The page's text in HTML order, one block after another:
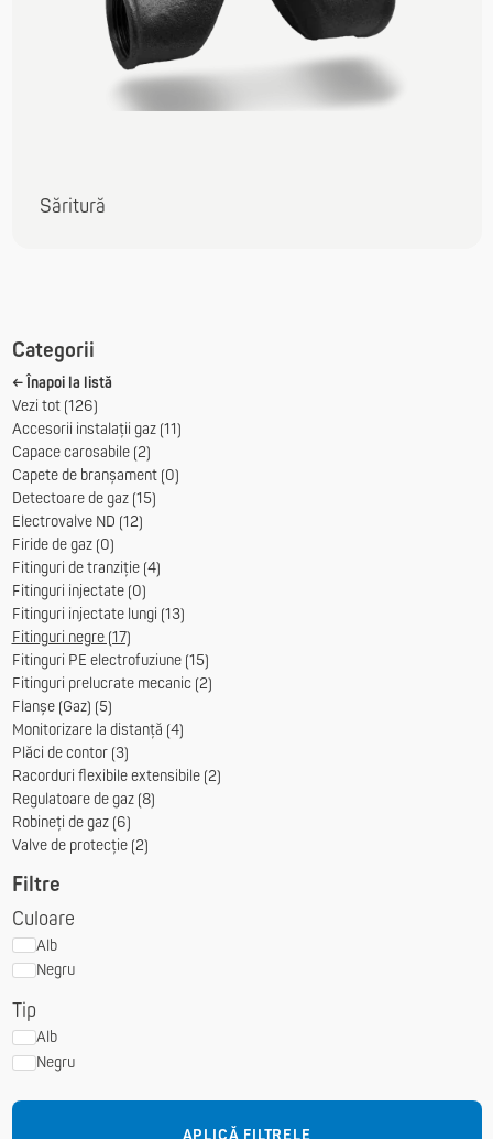
Săritură
Categorii
← Înapoi la listă
Vezi tot (126)
Accesorii instalații gaz (11)
Capace carosabile (2)
Capete de branșament (0)
Detectoare de gaz (15)
Electrovalve ND (12)
Firide de gaz (0)
Fitinguri de tranziție (4)
Fitinguri injectate (0)
Fitinguri injectate lungi (13)
Fitinguri negre (17)
Fitinguri PE electrofuziune (15)
Fitinguri prelucrate mecanic (2)
Flanșe (Gaz) (5)
Monitorizare la distanță (4)
Plăci de contor (3)
Racorduri flexibile extensibile (2)
Regulatoare de gaz (8)
Robineți de gaz (6)
Valve de protecție (2)
Filtre
Culoare
Alb
Negru
Tip
Alb
Negru
APLICĂ FILTRELE